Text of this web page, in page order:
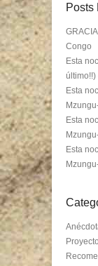
Posts
Congo
Esta
Esta
Esta
Esta